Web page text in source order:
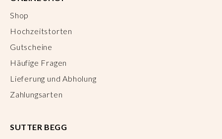
Shop
Hochzeitstorten
Gutscheine
Häufige Fragen
Lieferung und Abholung
Zahlungsarten
SUTTER BEGG